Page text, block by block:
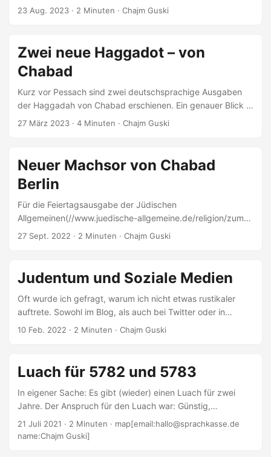
Eine Publikation, die hoffentlich eine Lücke füllt.
23 Aug. 2023 · 2 Minuten · Chajm Guski
Zwei neue Haggadot – von
Chabad
Kurz vor Pessach sind zwei deutschsprachige Ausgaben
der Haggadah von Chabad erschienen. Ein genauer Blick in
beide Ausgaben.
27 März 2023 · 4 Minuten · Chajm Guski
Neuer Machsor von Chabad
Berlin
Für die Feiertagsausgabe der Jüdischen
Allgemeinen(//www.juedische-allgemeine.de/religion/zum-
mitlesen/) durfte ich einen neuen Machsor, oder ein
für Rosch haSchanah und einem für Jom Kippur. Hier wurde
der Machsor von Chabad allerdings nicht nur ins Deutsche
übertragen, sondern auch eine Transliteration hinzugefügt.
Die Gewichtung der Transliteration wird jede befragte
Person anders einschätzen. Sie reicht von »Sehr wichtig!
Mitmachen ist sehr entscheidend!...
27 Sept. 2022 · 2 Minuten · Chajm Guski
Judentum und Soziale Medien
Oft wurde ich gefragt, warum ich nicht etwas rustikaler
auftrete. Sowohl im Blog, als auch bei Twitter oder in
anderen sozialen Medien. Die Antwort ist eigentlich ganz
immer) und als bestünde die Möglichkeit, dass wir einander
begegnen. Der zweite Punkt, der mit dem ersten durchaus
Verbindungen hat: Es gibt eine »jüdische Ethik« (an die sich
natürlich nicht alle halten, aber was wäre das schon für eine
jüdische Sache, an die sich alle halten) der Sprache und
der Kommunikation....
10 Feb. 2022 · 2 Minuten · Chajm Guski
Luach für 5782 und 5783
In eigener Sache: Es gibt (wieder) einen Luach für zwei
Jahre. Der Anspruch für den Luach war: Günstig,
übersichtlich und vernünftig gestaltet. Die Reihenfolge der
Begriffe ist zufällig. Für die letzte Ausgabe gab es
21 Juli 2021 · 2 Minuten · map[email:hallo@sprachkasse.de
name:Chajm Guski]